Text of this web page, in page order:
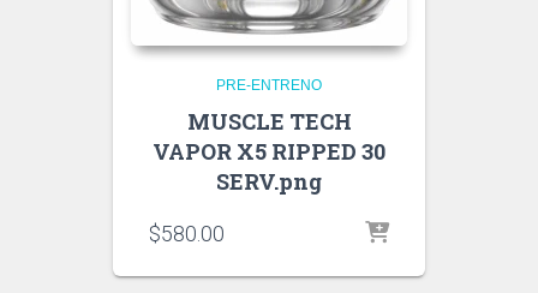
PRE-ENTRENO
MUSCLE TECH
VAPOR X5 RIPPED 30
SERV.png
$580.00